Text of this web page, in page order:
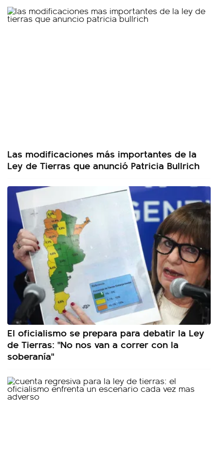
Las modificaciones más importantes de la
Ley de Tierras que anunció Patricia Bullrich
El oficialismo se prepara para debatir la Ley
de Tierras: "No nos van a correr con la
soberanía"